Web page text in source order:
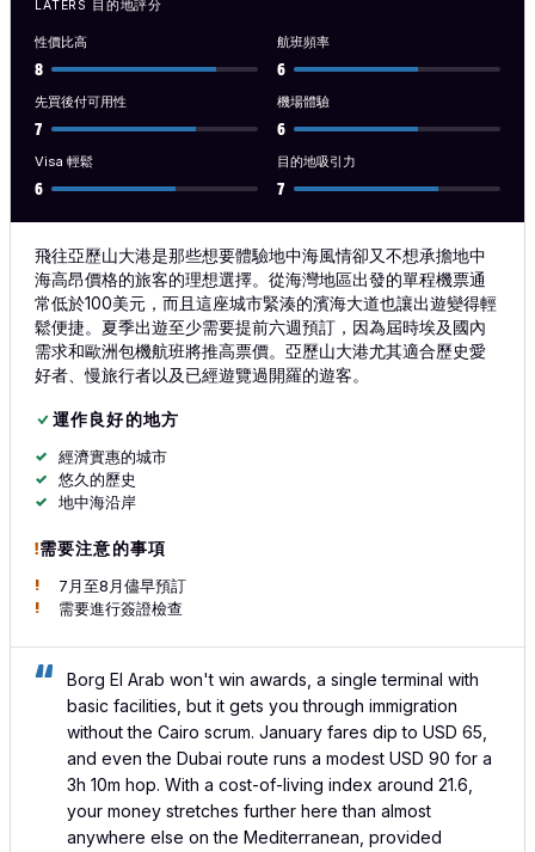
LATERS 目的地評分
性價比高
8
航班頻率
6
先買後付可用性
7
機場體驗
6
Visa 輕鬆
6
目的地吸引力
7
飛往亞歷山大港是那些想要體驗地中海風情卻又不想承擔地中
海高昂價格的旅客的理想選擇。從海灣地區出發的單程機票通
常低於100美元，而且這座城市緊湊的濱海大道也讓出遊變得輕
鬆便捷。夏季出遊至少需要提前六週預訂，因為屆時埃及國內
需求和歐洲包機航班將推高票價。亞歷山大港尤其適合歷史愛
好者、慢旅行者以及已經遊覽過開羅的遊客。
運作良好的地方
經濟實惠的城市
悠久的歷史
地中海沿岸
需要注意的事項
7月至8月儘早預訂
需要進行簽證檢查
Borg El Arab won't win awards, a single terminal with
basic facilities, but it gets you through immigration
without the Cairo scrum. January fares dip to USD 65,
and even the Dubai route runs a modest USD 90 for a
3h 10m hop. With a cost-of-living index around 21.6,
your money stretches further here than almost
anywhere else on the Mediterranean, provided